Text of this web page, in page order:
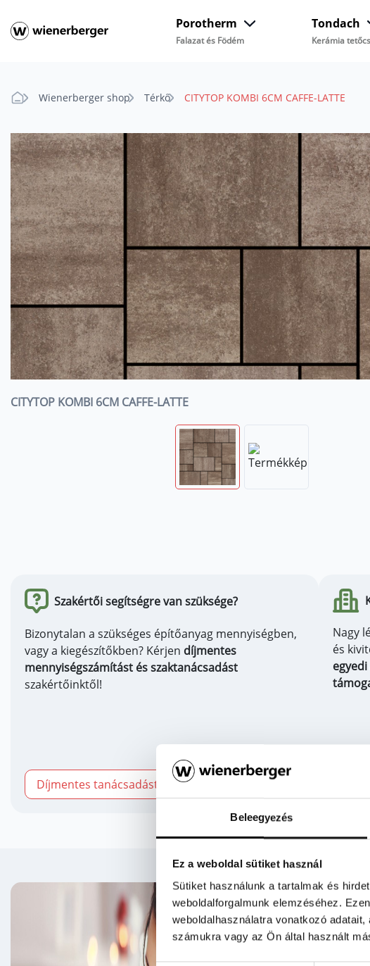
Beleegyezés
Ez a weboldal sütiket használ
Sütiket használunk a tartalmak és
weboldalforgalmunk elemzéséhez.
weboldalhasználatra vonatkozó
számukra vagy az Ön által használt
Porotherm
Falazat és Födém
Tondach
Kerámia
Wienerberger shop Térkő CITYTOP KOMBI 6CM CAFFE-LATTE
CITYTOP KOMBI 6CM CAFFE-LATTE
Szakértői segítségre van szüksége?
Bizonytalan a szükséges építőanyag mennyiségben,
vagy a kiegészítőkben? Kérjen díjmentes
mennyiségszámítást és szaktanácsadást
szakértőinktől!
Díjmentes tanácsadást kérek
Nagy
és
Hírlevél